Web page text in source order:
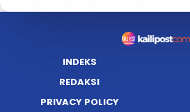
INDEKS
REDAKSI
PRIVACY POLICY